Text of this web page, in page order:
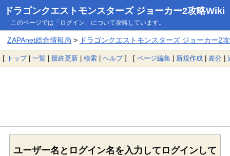
ドラゴンクエストモンスターズ ジョーカー2攻略Wiki
このページでは「ログイン」について攻略しています。
ZAPAnet総合情報局 > ドラゴンクエストモンスターズ ジョーカー2
[ トップ| 一覧 | 最終更新 | 検索 | ヘルプ] [ ページ編集 | 新規作成 | 差分 |
ユーザー名とログイン名を入力してログインして